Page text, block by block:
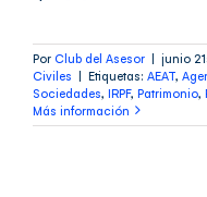
Por Club del Asesor | junio
Civiles | Etiquetas: AEAT,
Sociedades, IRPF, Patrimonio,
Más información